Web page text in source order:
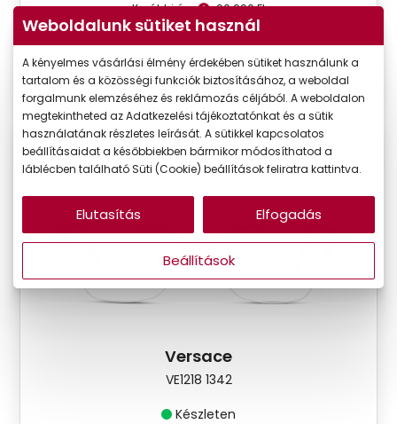
Korábbi ár: 90.990 Ft
Akciós ár: 54.594 Ft
Részletek
CSAK ONLINE -20%
VIRTUÁLIS
PRÓBA
Versace
VE1218 1342
Készleten
Weboldalunk sütiket használ
A kényelmes vásárlási élmény érdekében sütiket használunk a
tartalom és a közösségi funkciók biztosításához, a weboldal
forgalmunk elemzéséhez és reklámozás céljából. A weboldalon
megtekintheted az Adatkezelési tájékoztatónkat és a sütik
használatának részletes leírását. A sütikkel kapcsolatos
beállításaidat a későbbiekben bármikor módosíthatod a
láblécben található Süti (Cookie) beállítások feliratra kattintva.
Beállítások
Elutasítás Elfogadás